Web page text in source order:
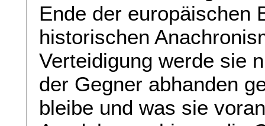
Ende der europäischen
historischen
Verteidigung werde sie
der Gegner abhanden
bleibe und was sie